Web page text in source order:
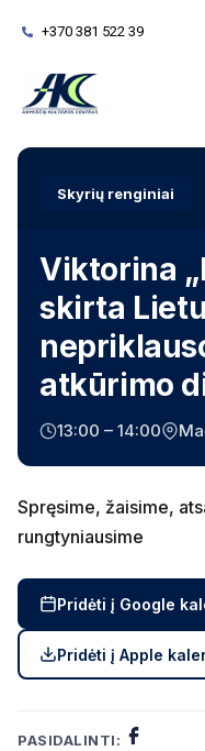
+370 381 522 39
Skyrių renginiai
Viktorina
skirta
atkūrimo
13:00 – 14:00
Spręsime, žaisime,
rungtyniausime
Pridėti į Google
Pridėti į Apple
PASIDALINTI: